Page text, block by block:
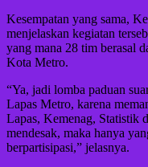
Kesempatan yang sama,
menjelaskan kegiatan
yang mana 28 tim berasal
Kota Metro.
“Ya, jadi lomba paduan
Lapas Metro, karena
Lapas, Kemenag, Statistik
mendesak, maka hanya
berpartisipasi,” jelasnya.